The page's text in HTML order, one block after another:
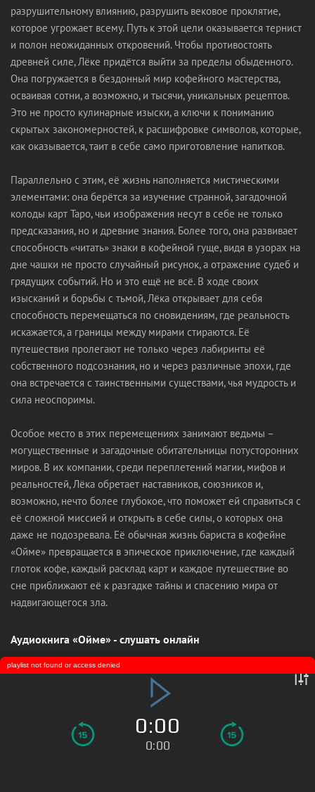
разрушительному влиянию, разрушить вековое проклятие,
которое угрожает всему. Путь к этой цели оказывается тернист
и полон неожиданных откровений. Чтобы противостоять
древней силе, Лёке придётся выйти за пределы обыденного.
Она погружается в бездонный мир кофейного мастерства,
осваивая сотни, а возможно, и тысячи, уникальных рецептов.
Это не просто кулинарные изыски, а ключи к пониманию
скрытых закономерностей, к расшифровке символов, которые,
как оказывается, таит в себе само приготовление напитков.
Параллельно с этим, её жизнь наполняется мистическими
элементами: она берётся за изучение странной, загадочной
колоды карт Таро, чьи изображения несут в себе не только
предсказания, но и древние знания. Более того, она развивает
способность «читать» знаки в кофейной гуще, видя в узорах на
дне чашки не просто случайный рисунок, а отражение судеб и
грядущих событий. Но и это ещё не всё. В ходе своих
изысканий и борьбы с тьмой, Лёка открывает для себя
способность перемещаться по сновидениям, где реальность
искажается, а границы между мирами стираются. Её
путешествия пролегают не только через лабиринты её
собственного подсознания, но и через различные эпохи, где
она встречается с таинственными существами, чья мудрость и
сила неоспоримы.
Особое место в этих перемещениях занимают ведьмы –
могущественные и загадочные обитательницы потусторонних
миров. В их компании, среди переплетений магии, мифов и
реальностей, Лёка обретает наставников, союзников и,
возможно, нечто более глубокое, что поможет ей справиться с
её сложной миссией и открыть в себе силы, о которых она
даже не подозревала. Её обычная жизнь бариста в кофейне
«Ойме» превращается в эпическое приключение, где каждый
глоток кофе, каждый расклад карт и каждое путешествие во
сне приближают её к разгадке тайны и спасению мира от
надвигающегося зла.
Аудиокнига «Ойме» - слушать онлайн
0:00
0:00
playlist not found or access denied